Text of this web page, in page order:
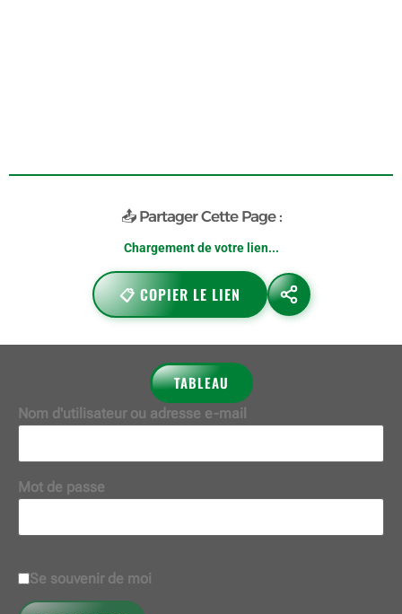
📤 Partager Cette Page :
Chargement de votre lien...
📋 COPIER LE LIEN
TABLEAU
Nom d'utilisateur ou adresse e-mail
Mot de passe
Se souvenir de moi